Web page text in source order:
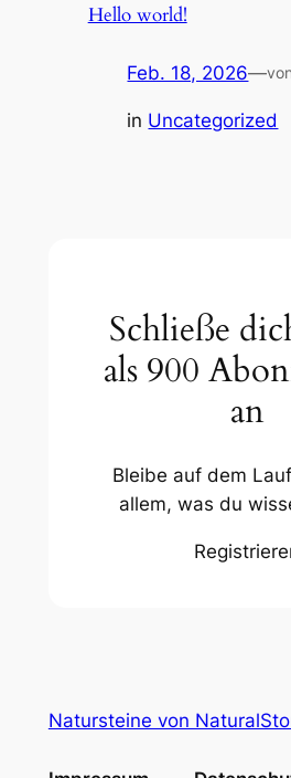
Hello world!
Feb. 18, 2026—von
in Uncategorized
Schließe
als 900
an
Bleibe auf dem
allem, was du
Natursteine von